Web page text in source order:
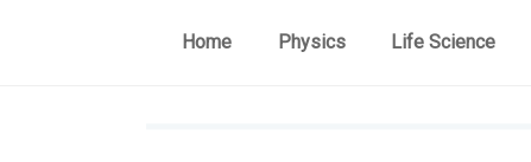
Home Physics Life Science